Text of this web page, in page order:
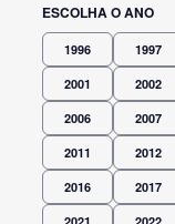
ESCOLHA O ANO
1996 1997
2001 2002
2006 2007
2011 2012
2016 2017
2021 2022